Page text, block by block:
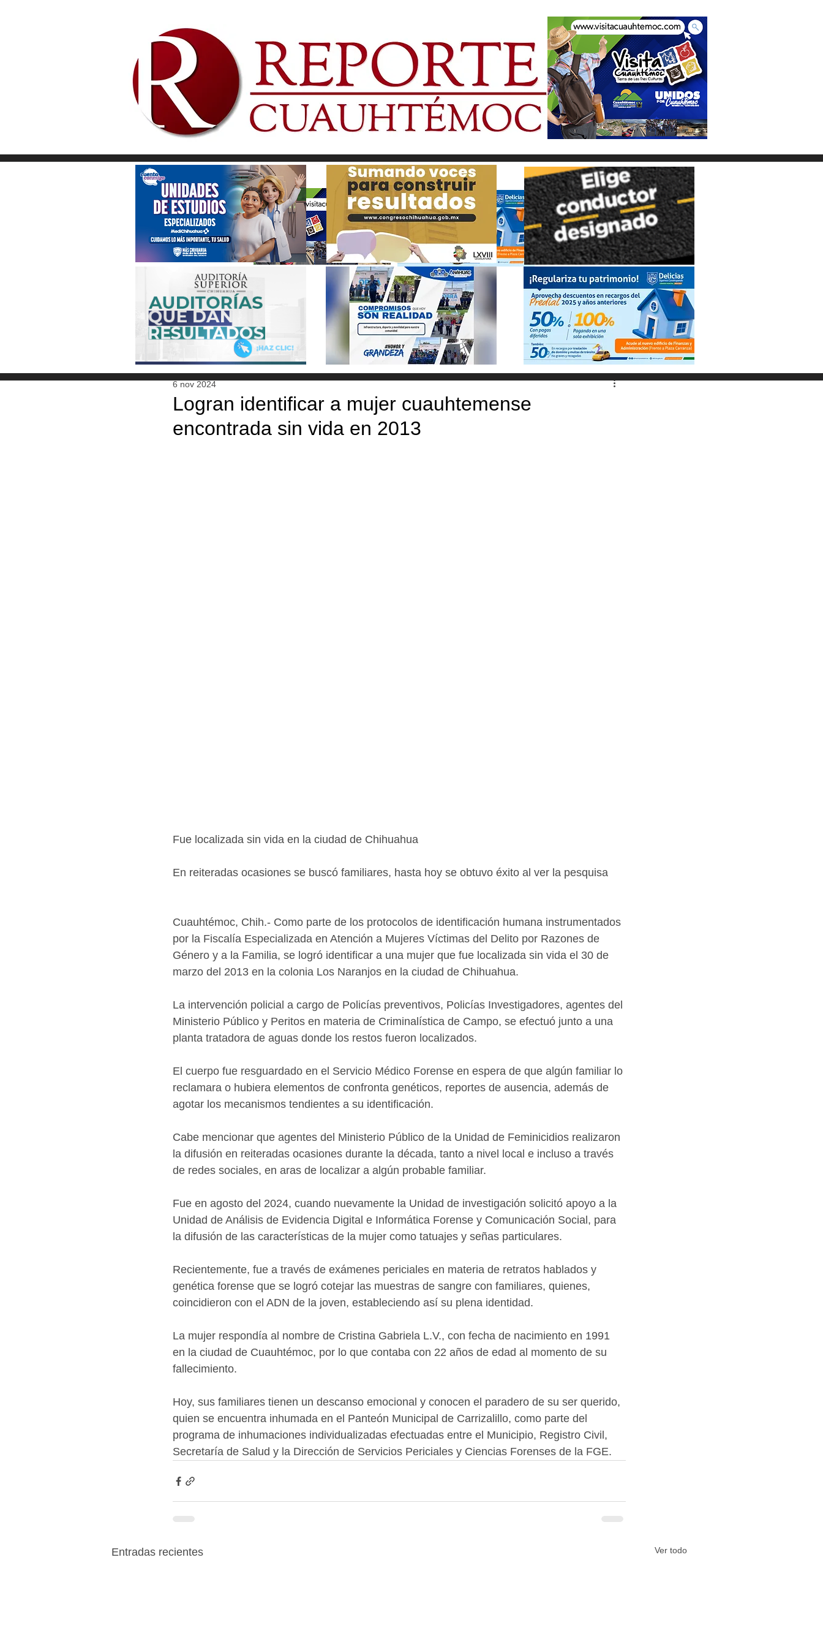
Logran identificar a mujer cuauhtemense
encontrada sin vida en 2013
6 nov 2024
Fue localizada sin vida en la ciudad de Chihuahua
En reiteradas ocasiones se buscó familiares, hasta hoy se obtuvo éxito al ver la pesquisa
Cuauhtémoc, Chih.- Como parte de los protocolos de identificación humana instrumentados
por la Fiscalía Especializada en Atención a Mujeres Víctimas del Delito por Razones de
Género y a la Familia, se logró identificar a una mujer que fue localizada sin vida el 30 de
marzo del 2013 en la colonia Los Naranjos en la ciudad de Chihuahua.
La intervención policial a cargo de Policías preventivos, Policías Investigadores, agentes del
Ministerio Público y Peritos en materia de Criminalística de Campo, se efectuó junto a una
planta tratadora de aguas donde los restos fueron localizados.
El cuerpo fue resguardado en el Servicio Médico Forense en espera de que algún familiar lo
reclamara o hubiera elementos de confronta genéticos, reportes de ausencia, además de
agotar los mecanismos tendientes a su identificación.
Cabe mencionar que agentes del Ministerio Público de la Unidad de Feminicidios realizaron
la difusión en reiteradas ocasiones durante la década, tanto a nivel local e incluso a través
de redes sociales, en aras de localizar a algún probable familiar.
Fue en agosto del 2024, cuando nuevamente la Unidad de investigación solicitó apoyo a la
Unidad de Análisis de Evidencia Digital e Informática Forense y Comunicación Social, para
la difusión de las características de la mujer como tatuajes y señas particulares.
Recientemente, fue a través de exámenes periciales en materia de retratos hablados y
genética forense que se logró cotejar las muestras de sangre con familiares, quienes,
coincidieron con el ADN de la joven, estableciendo así su plena identidad.
La mujer respondía al nombre de Cristina Gabriela L.V., con fecha de nacimiento en 1991
en la ciudad de Cuauhtémoc, por lo que contaba con 22 años de edad al momento de su
fallecimiento.
Hoy, sus familiares tienen un descanso emocional y conocen el paradero de su ser querido,
quien se encuentra inhumada en el Panteón Municipal de Carrizalillo, como parte del
programa de inhumaciones individualizadas efectuadas entre el Municipio, Registro Civil,
Secretaría de Salud y la Dirección de Servicios Periciales y Ciencias Forenses de la FGE.
Entradas recientes Ver todo